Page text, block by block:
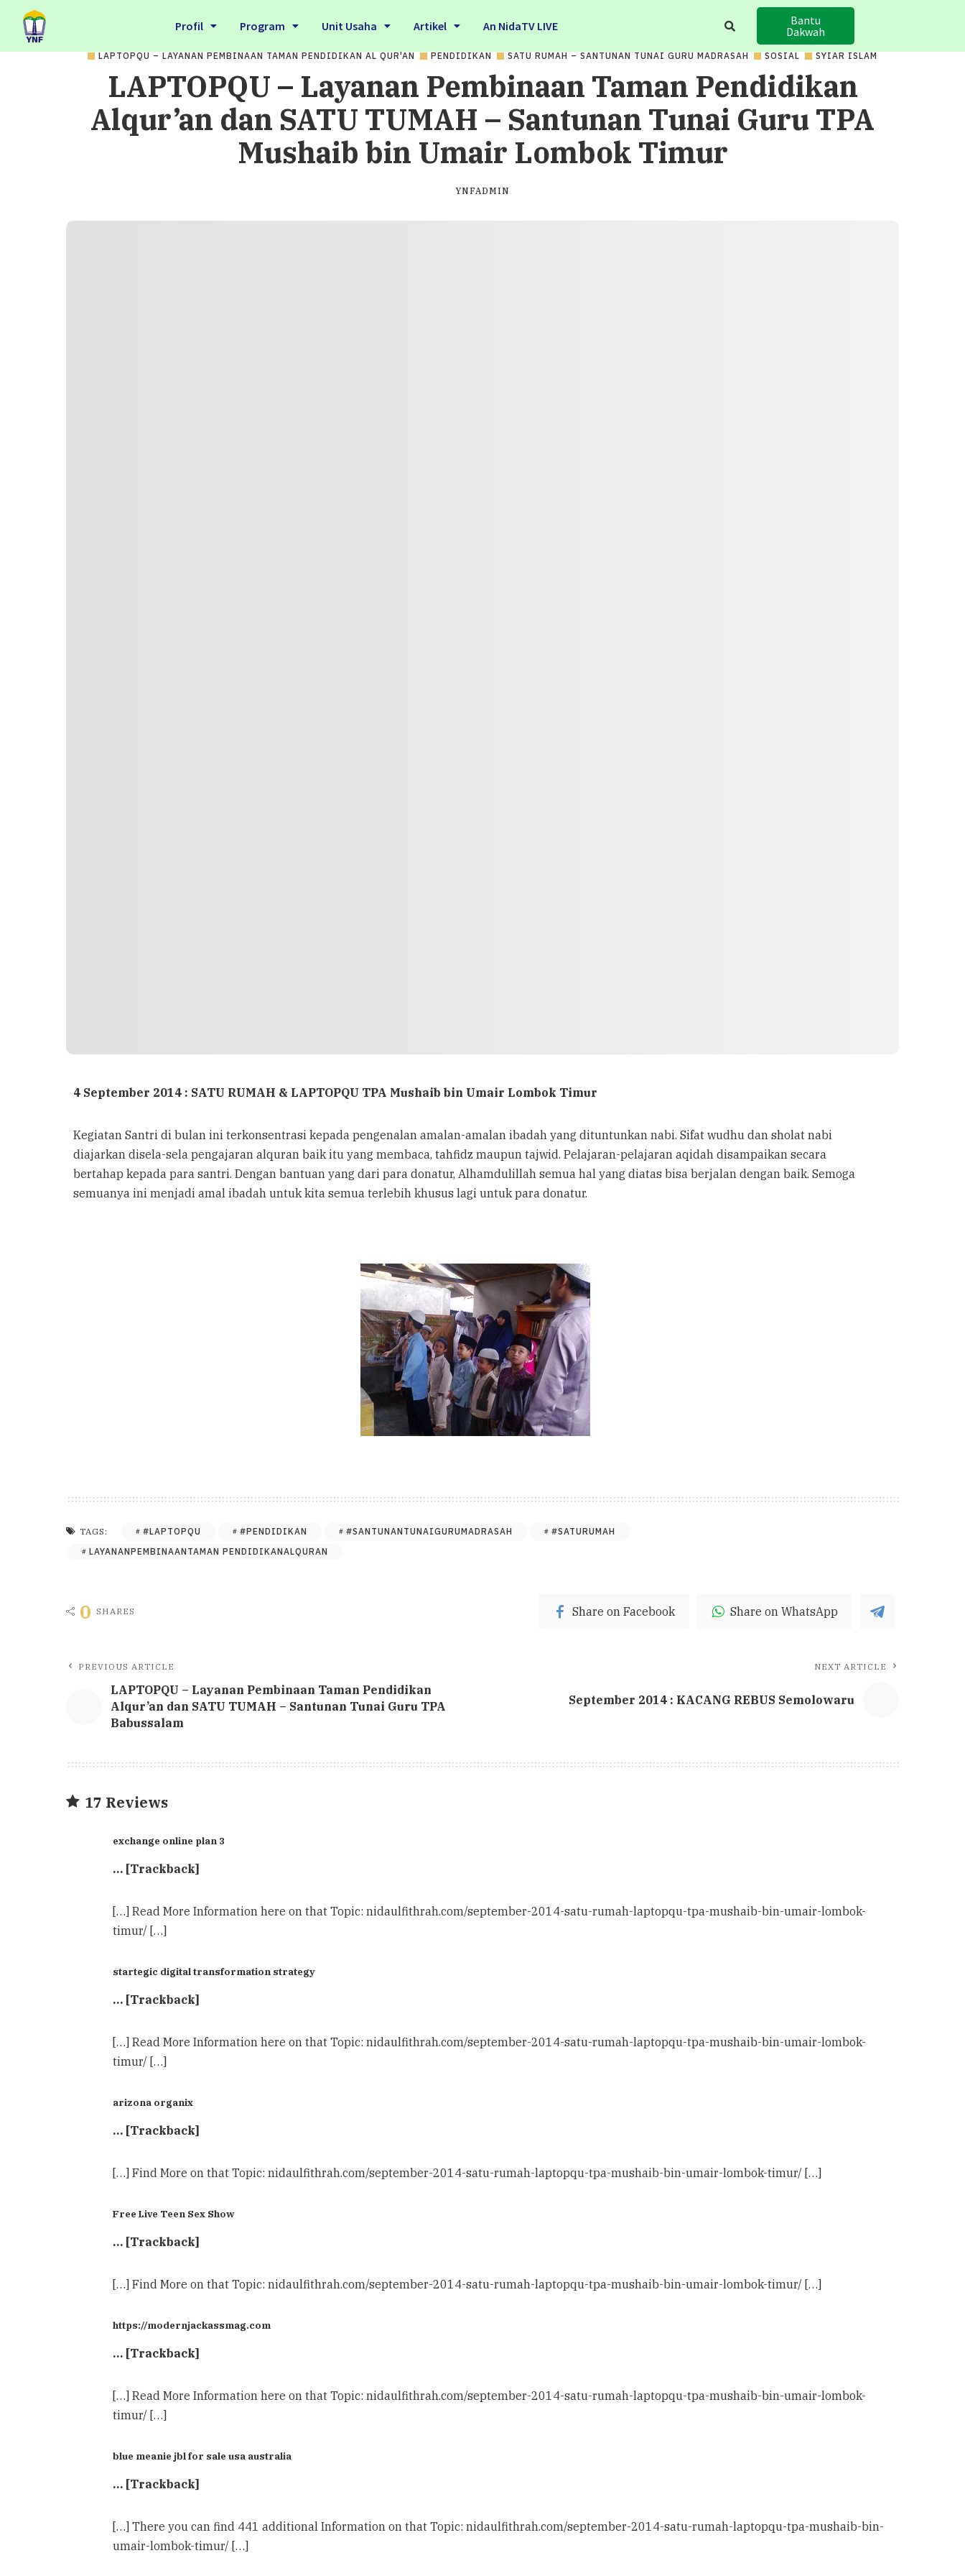
Profil Program Unit Usaha Artikel An NidaTV LIVE
Bantu
Dakwah
LAPTOPQU – LAYANAN PEMBINAAN TAMAN PENDIDIKAN AL QUR'AN PENDIDIKAN SATU RUMAH – SANTUNAN TUNAI GURU MADRASAH SOSIAL SYIAR ISLAM
LAPTOPQU – Layanan Pembinaan Taman Pendidikan
Alqur’an dan SATU TUMAH – Santunan Tunai Guru TPA
Mushaib bin Umair Lombok Timur
YNFADMIN
4 September 2014 : SATU RUMAH & LAPTOPQU TPA Mushaib bin Umair Lombok Timur
Kegiatan Santri di bulan ini terkonsentrasi kepada pengenalan amalan-amalan ibadah yang dituntunkan nabi. Sifat wudhu dan sholat nabi
diajarkan disela-sela pengajaran alquran baik itu yang membaca, tahfidz maupun tajwid. Pelajaran-pelajaran aqidah disampaikan secara
bertahap kepada para santri. Dengan bantuan yang dari para donatur, Alhamdulillah semua hal yang diatas bisa berjalan dengan baik. Semoga
semuanya ini menjadi amal ibadah untuk kita semua terlebih khusus lagi untuk para donatur.
TAGS: #LAPTOPQU #PENDIDIKAN #SANTUNANTUNAIGURUMADRASAH
#SATURUMAH
LAYANANPEMBINAANTAMAN PENDIDIKANALQURAN
0 SHARES Share on Facebook Share on WhatsApp
PREVIOUS ARTICLE
LAPTOPQU – Layanan Pembinaan Taman Pendidikan
Alqur’an dan SATU TUMAH – Santunan Tunai Guru TPA
Babussalam
NEXT ARTICLE
September 2014 : KACANG REBUS Semolowaru
17 Reviews
exchange online plan 3
… [Trackback]
[…] Read More Information here on that Topic: nidaulfithrah.com/september-2014-satu-rumah-laptopqu-tpa-mushaib-bin-umair-lombok-
timur/ […]
startegic digital transformation strategy
… [Trackback]
[…] Read More Information here on that Topic: nidaulfithrah.com/september-2014-satu-rumah-laptopqu-tpa-mushaib-bin-umair-lombok-
timur/ […]
arizona organix
… [Trackback]
[…] Find More on that Topic: nidaulfithrah.com/september-2014-satu-rumah-laptopqu-tpa-mushaib-bin-umair-lombok-timur/ […]
Free Live Teen Sex Show
… [Trackback]
[…] Find More on that Topic: nidaulfithrah.com/september-2014-satu-rumah-laptopqu-tpa-mushaib-bin-umair-lombok-timur/ […]
https://modernjackassmag.com
… [Trackback]
[…] Read More Information here on that Topic: nidaulfithrah.com/september-2014-satu-rumah-laptopqu-tpa-mushaib-bin-umair-lombok-
timur/ […]
blue meanie jbl for sale usa australia
… [Trackback]
[…] There you can find 441 additional Information on that Topic: nidaulfithrah.com/september-2014-satu-rumah-laptopqu-tpa-mushaib-bin-
umair-lombok-timur/ […]